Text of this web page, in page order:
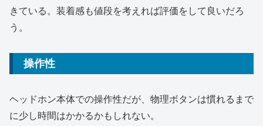
きている。装着感も値段を考えれば評価をして良いだろ
う。
操作性
ヘッドホン本体での操作性だが、物理ボタンは慣れるまで
に少し時間はかかるかもしれない。